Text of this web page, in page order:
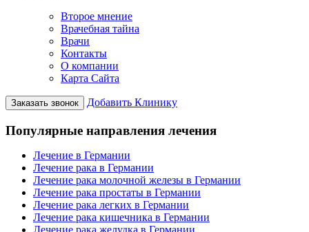
Второе мнение
Врачебная тайна
Врачи
Контакты
О компании
Карта Сайта
Заказать звонок Добавить Клинику
Популярные направления лечения
Лечение в Германии
Лечение рака в Германии
Лечение рака молочной железы в Германии
Лечение рака простаты в Германии
Лечение рака легких в Германии
Лечение рака кишечника в Германии
Лечение рака желудка в Германии